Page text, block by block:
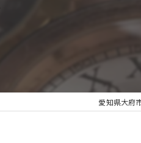
遺品整理
愛知県大府